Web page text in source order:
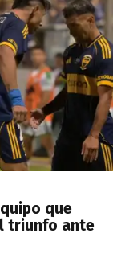
que
triunfo ante